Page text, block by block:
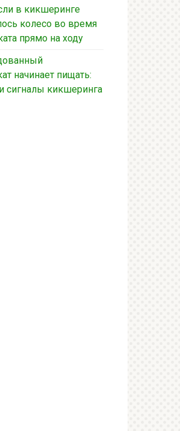
в кикшеринге
колесо во время
прямо на ходу
начинает пищать:
сигналы кикшеринга